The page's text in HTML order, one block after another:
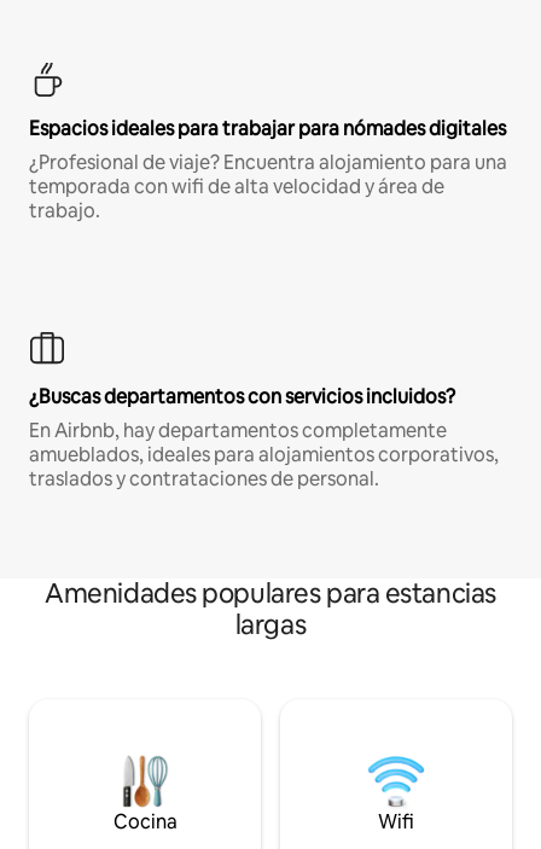
Espacios ideales para trabajar para nómades digitales
¿Profesional de viaje? Encuentra alojamiento para una
temporada con wifi de alta velocidad y área de
trabajo.
¿Buscas departamentos con servicios incluidos?
En Airbnb, hay departamentos completamente
amueblados, ideales para alojamientos corporativos,
traslados y contrataciones de personal.
Amenidades populares para estancias
largas
Cocina Wifi